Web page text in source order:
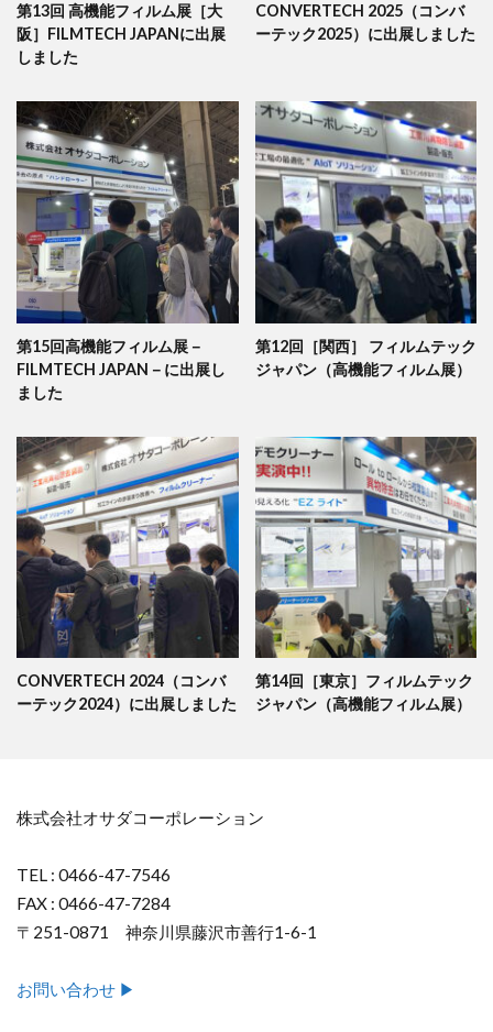
第13回 高機能フィルム展［大
阪］FILMTECH JAPANに出展
しました
CONVERTECH 2025（コンバ
ーテック2025）に出展しました
第15回高機能フィルム展－
FILMTECH JAPAN－に出展し
ました
第12回［関西］ フィルムテック
ジャパン（高機能フィルム展）
CONVERTECH 2024（コンバ
ーテック2024）に出展しました
第14回［東京］フィルムテック
ジャパン（高機能フィルム展）
株式会社オサダコーポレーション
TEL : 0466-47-7546
FAX : 0466-47-7284
〒251-0871 神奈川県藤沢市善行1-6-1
お問い合わせ ▶︎